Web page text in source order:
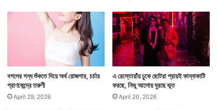
তাঁর মতে, টেনে চুল বাঁধা একদম উচিত নয়। মহিলাদের ক্ষেত্রে তা
বেশি প্রযোজ্য। কারণ মহিলারাই বেশি নানাভাবে চুল বাঁধেন।
তে
ন
বি
শে
বগলের গন্ধ শুঁকতে দিয়ে অর্থ রোজগার, চর্চার
প্রাণকেন্দ্রে তরুণী
April 29, 2026
এ রেস্তোরাঁয় ঢুকে ছোটরা প্রায়ই কান্নাকাটি
করছে, নিভু আলোয় ঘুরছে ভূত
April 20, 2026